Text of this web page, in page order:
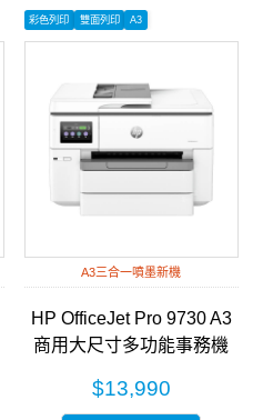
彩色列印 雙面列印 A3
A3三合一噴墨新機
HP OfficeJet Pro 9730 A3
商用大尺寸多功能事務機
$13,990